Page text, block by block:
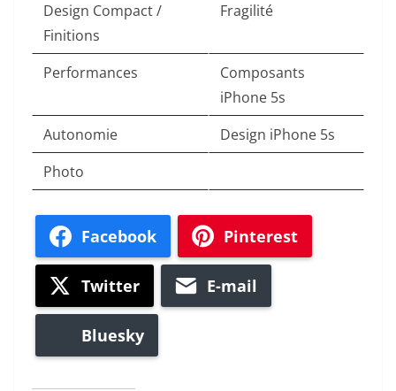
Design Compact /
Finitions
Fragilité
Performances
Composants
iPhone 5s
Autonomie
Design iPhone 5s
Photo
Facebook Pinterest
Twitter E-mail
Bluesky